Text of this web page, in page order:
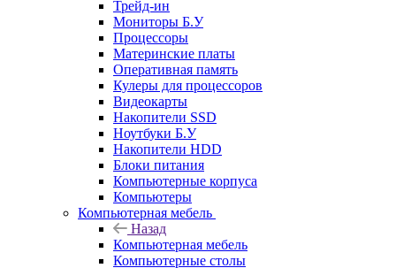
Трейд-ин
Мониторы Б.У
Процессоры
Материнские платы
Оперативная память
Кулеры для процессоров
Видеокарты
Накопители SSD
Ноутбуки Б.У
Накопители HDD
Блоки питания
Компьютерные корпуса
Компьютеры
Компьютерная мебель
Назад
Компьютерная мебель
Компьютерные столы